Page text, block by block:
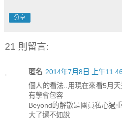
分享
21 則留言:
匿名 2014年7月8日 上午11:46
個人的看法..用現在來看5月
有學會包容
Beyond的解散是團員私心過
大了還不如說